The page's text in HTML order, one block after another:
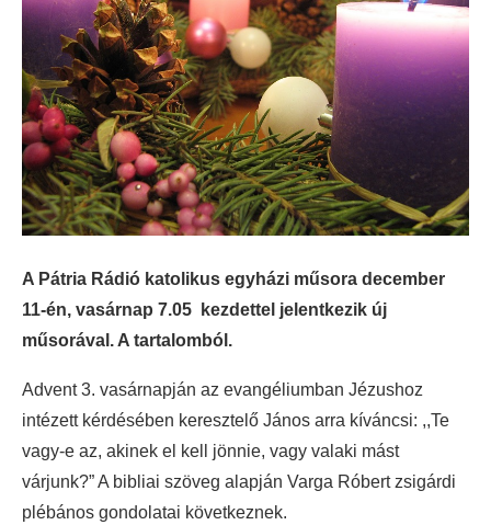
A Pátria Rádió katolikus egyházi műsora december
11-én, vasárnap 7.05 kezdettel jelentkezik új
műsorával. A tartalomból.
Advent 3. vasárnapján az evangéliumban Jézushoz
intézett kérdésében keresztelő János arra kíváncsi: ,,Te
vagy-e az, akinek el kell jönnie, vagy valaki mást
várjunk?” A bibliai szöveg alapján Varga Róbert zsigárdi
plébános gondolatai következnek.